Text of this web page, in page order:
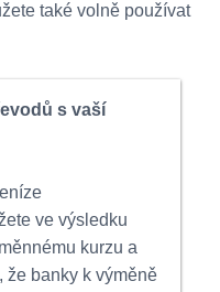
také volně používat
s vaší
ve výsledku
kurzu a
že banky k výměně